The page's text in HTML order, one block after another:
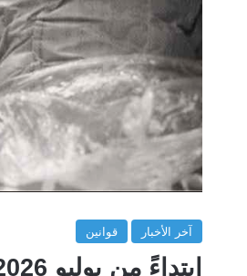
آخر الأخبار قوانين
ابتداءً من يوليو 2026.. حجز ممتلكات المدينين في السويد فوراً في هذه الحالات